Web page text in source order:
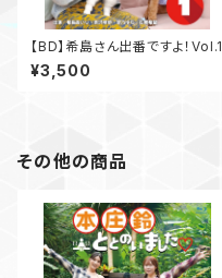
【BD】希島さん出番ですよ！Vol.1
¥3,500
その他の商品